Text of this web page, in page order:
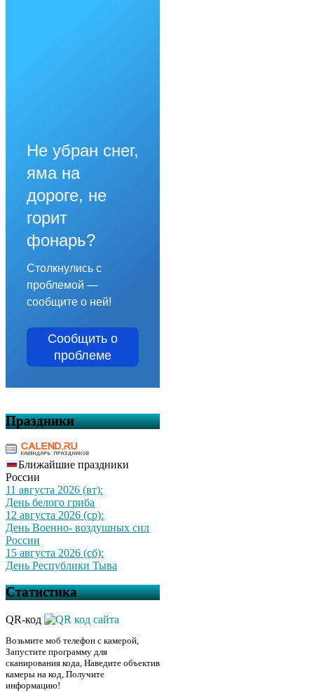
Не убран снег,
яма на
дороге, не
горит
фонарь?
Столкнулись с
проблемой —
сообщите о ней!
Сообщить о
проблеме
Праздники
Ближайшие праздники
России
11 августа 2026 (вт):
День белого гриба
12 августа 2026 (ср):
День Военно- воздушных сил
России
15 августа 2026 (сб):
День Республики Тыва
Статистика
QR-код
Возьмите моб телефон с камерой,
Запустите программу для
сканирования кода, Наведите объектив
камеры на код, Получите
информацию!